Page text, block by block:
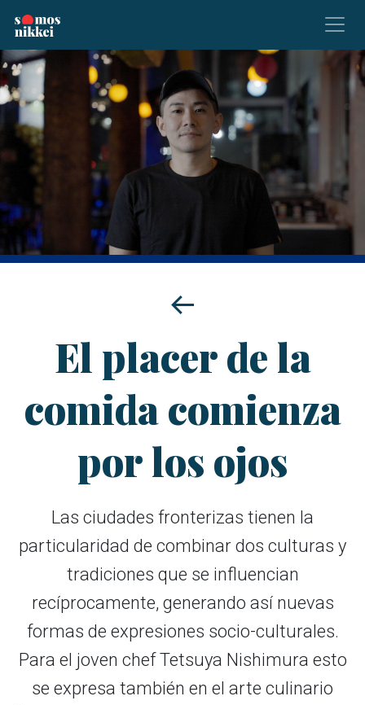
El placer de la
comida comienza
por los ojos
Las ciudades fronterizas tienen la
particularidad de combinar dos culturas y
tradiciones que se influencian
recíprocamente, generando así nuevas
formas de expresiones socio-culturales.
Para el joven chef Tetsuya Nishimura esto
se expresa también en el arte culinario